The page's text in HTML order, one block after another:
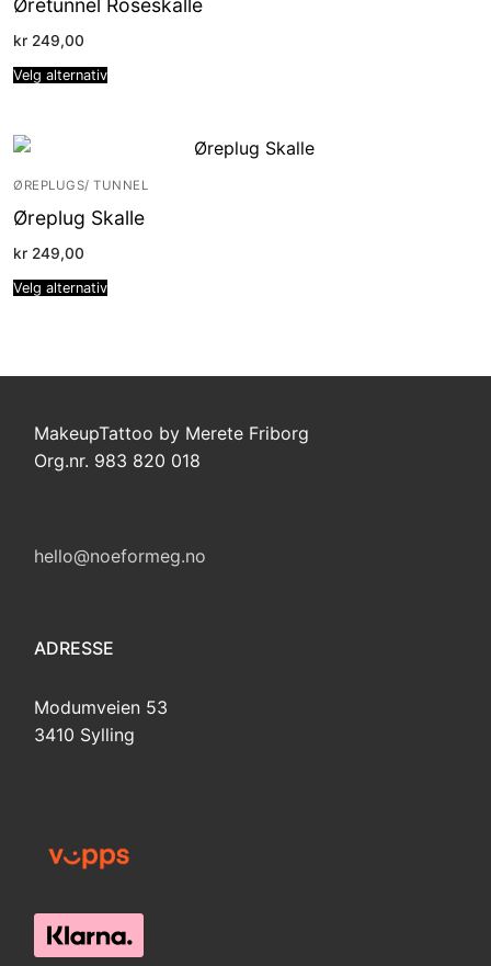
Øretunnel Roseskalle
kr 249,00
Velg alternativ
ØREPLUGS/ TUNNEL
Øreplug Skalle
kr 249,00
Velg alternativ
MakeupTattoo by Merete Friborg
Org.nr. 983 820 018
hello@noeformeg.no
ADRESSE
Modumveien 53
3410 Sylling